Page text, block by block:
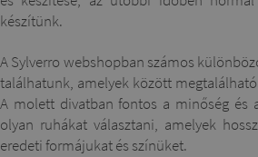
készítünk.
A Sylverro webshopban számos
találhatunk, amelyek között
A molett divatban fontos a minőség és
olyan ruhákat választani, amelyek
eredeti formájukat és színüket.